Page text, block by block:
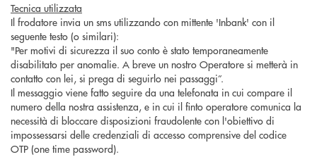
Tecnica utilizzata
Il frodatore invia un sms utilizzando con mittente 'Inbank' con il
seguente testo (o similari):
"Per motivi di sicurezza il suo conto è stato temporaneamente
disabilitato per anomalie. A breve un nostro Operatore si metterà in
contatto con lei, si prega di seguirlo nei passaggi”.
Il messaggio viene fatto seguire da una telefonata in cui compare il
numero della nostra assistenza, e in cui il finto operatore comunica la
necessità di bloccare disposizioni fraudolente con l'obiettivo di
impossessarsi delle credenziali di accesso comprensive del codice
OTP (one time password).